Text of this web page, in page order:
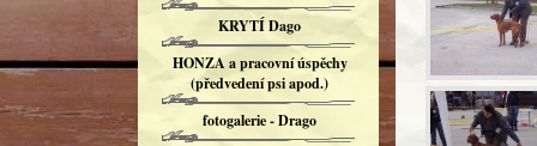
KRYTÍ Dago
HONZA a pracovní úspěchy
(předvedení psi apod.)
fotogalerie - Drago